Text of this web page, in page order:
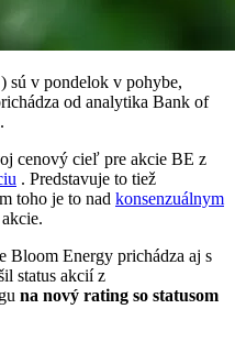
) sú v pondelok v pohybe,
od analytika Bank of
cenový cieľ pre akcie BE z
. Predstavuje to tiež
toho je to nad konsenzuálnym
Bloom Energy prichádza aj s
status akcií z
na nový rating so statusom